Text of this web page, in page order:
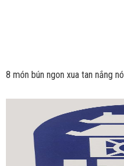
8 món bún ngon xua tan nắng